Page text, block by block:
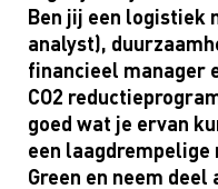
Ben jij een logistiek
analyst),
financieel manager
CO2
goed wat je ervan
een laagdrempelige
Green en neem deel